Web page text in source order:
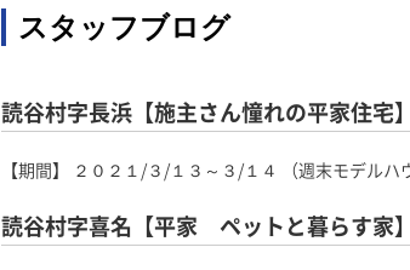
スタッフブログ
読谷村字長浜【施主さん憧れの平家住
【期間】 ２０２１/３/１３～３/１４ （週末モデル
読谷村字喜名【平家 ペットと暮らす